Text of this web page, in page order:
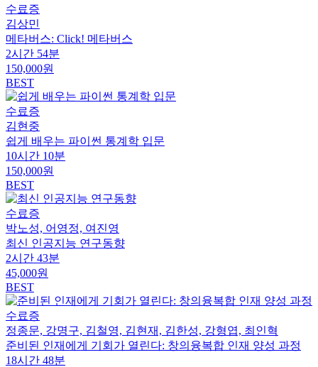
수료증
김상민
메타버스: Click! 메타버스
2시간 54분
150,000원
BEST
수료증
김현중
쉽게 배우는 파이썬 통계학 입문
10시간 10분
150,000원
BEST
수료증
박노성, 어영정, 여진영
최신 인공지능 연구동향
2시간 43분
45,000원
BEST
수료증
정종문, 강명구, 김철영, 김현재, 김한성, 강형엽, 최인혁
준비된 인재에게 기회가 열린다: 창의융복합 인재 양성 과정
18시간 48분